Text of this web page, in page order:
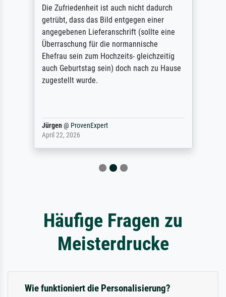
Die Zufriedenheit ist auch nicht dadurch
getrübt, dass das Bild entgegen einer
angegebenen Lieferanschrift (sollte eine
Überraschung für die normannische
Ehefrau sein zum Hochzeits- gleichzeitig
auch Geburtstag sein) doch nach zu Hause
zugestellt wurde.
Jürgen@ ProvenExpert
April 22, 2026
Häufige Fragen zu
Meisterdrucke
Wie funktioniert die Personalisierung?